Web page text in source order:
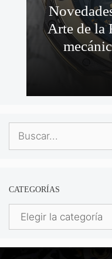
Arte de la
Buscar:
CATEGORÍAS
Categorías